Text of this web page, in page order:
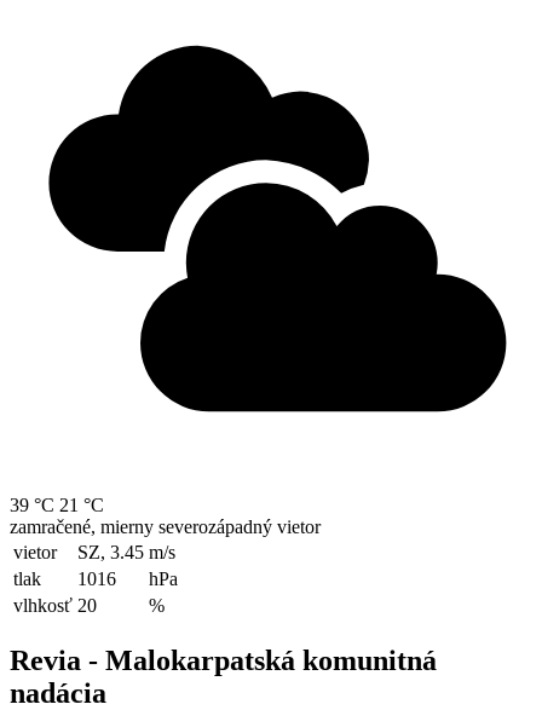
39 °C 21 °C
zamračené, mierny severozápadný vietor
vietor
SZ, 3.45 m/s
tlak
1016
hPa
vlhkosť 20 %
Revia - Malokarpatská komunitná
nadácia